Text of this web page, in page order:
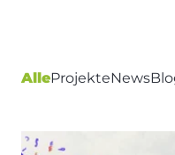
AlleProjekteNews